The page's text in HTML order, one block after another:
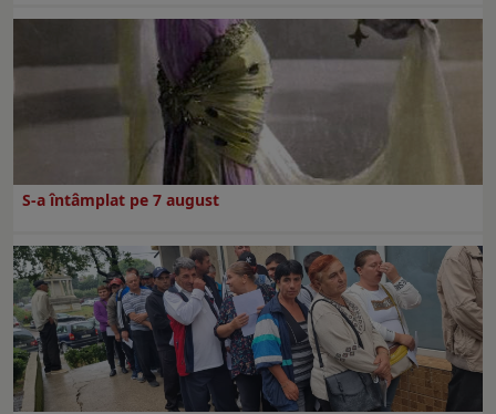
S-a întâmplat pe 7 august